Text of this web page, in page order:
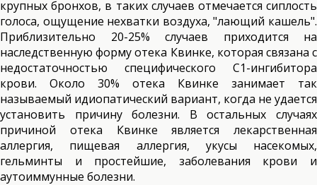
крупных бронхов, в таких случаев отмечается сиплость
голоса, ощущение нехватки воздуха, "лающий кашель".
Приблизительно 20-25% случаев приходится на
наследственную форму отека Квинке, которая связана с
недостаточностью специфического С1-ингибитора
крови. Около 30% отека Квинке занимает так
называемый идиопатический вариант, когда не удается
установить причину болезни. В остальных случаях
причиной отека Квинке является лекарственная
аллергия, пищевая аллергия, укусы насекомых,
гельминты и простейшие, заболевания крови и
аутоиммунные болезни.